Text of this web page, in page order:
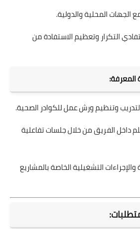
الجهات المحلية والدولية.
التكرار وتعظيم الاستفادة من
المعرفة:
وتنظيم ورش عمل للكوادر الصحية.
داخل الفريق من خلال جلسات تفاعلية
التشغيلية الخاصة بالمشاريع